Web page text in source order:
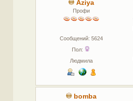
Aziya
Профи
Сообщений: 5624
Пол:
Людмила
bomba